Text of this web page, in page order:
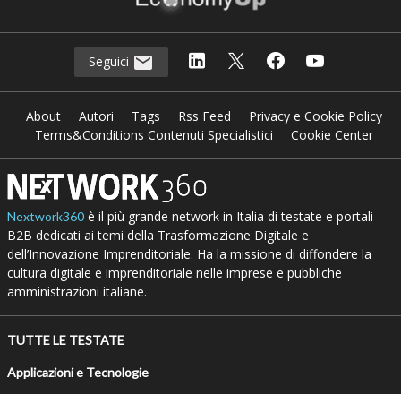
Seguici
About Autori Tags Rss Feed
Privacy e Cookie Policy
Terms&Conditions Contenuti Specialistici
Cookie Center
Nextwork360è il più grande network in Italia di testate e portali
B2B dedicati ai temi della Trasformazione Digitale e
dell’Innovazione Imprenditoriale. Ha la missione di diffondere la
cultura digitale e imprenditoriale nelle imprese e pubbliche
amministrazioni italiane.
TUTTE LE TESTATE
Applicazioni e Tecnologie